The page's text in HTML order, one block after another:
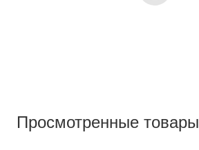
Просмотренные товары